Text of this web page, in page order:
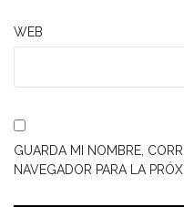
WEB
GUARDA MI NOMBRE,
NAVEGADOR PARA LA